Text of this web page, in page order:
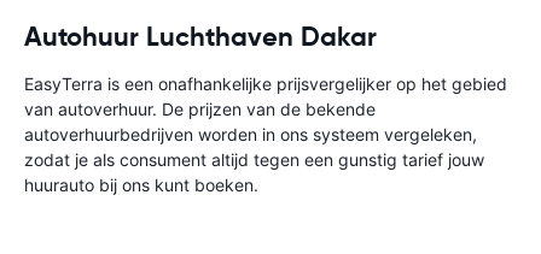
Autohuur Luchthaven Dakar
EasyTerra is een onafhankelijke prijsvergelijker op het gebied
van autoverhuur. De prijzen van de bekende
autoverhuurbedrijven worden in ons systeem vergeleken,
zodat je als consument altijd tegen een gunstig tarief jouw
huurauto bij ons kunt boeken.